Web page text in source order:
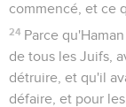
commencé, et ce
24 Parce
de tous les Juifs,
détruire, et qu'il
défaire, et pour